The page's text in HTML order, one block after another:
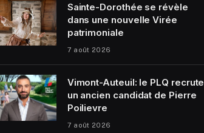
Sainte-Dorothée se révèle
dans une nouvelle Virée
patrimoniale
7 août 2026
Vimont-Auteuil: le PLQ recrute
un ancien candidat de Pierre
Poilievre
7 août 2026